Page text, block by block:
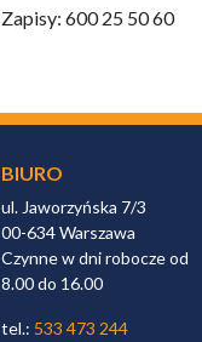
Zapisy: 600 25 50 60
BIURO
ul. Jaworzyńska 7/3
00-634 Warszawa
Czynne w dni robocze od
8.00 do 16.00
tel.: 533 473 244